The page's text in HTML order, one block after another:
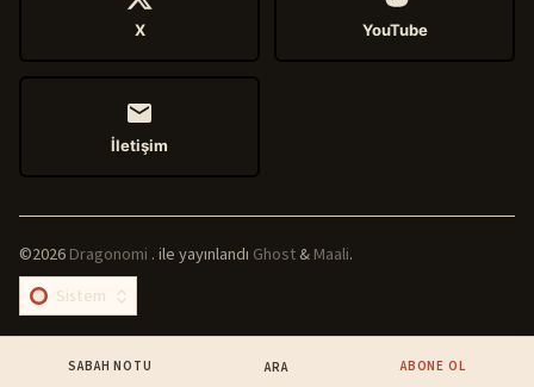
X YouTube
İletişim
©2026Dragonomi .ile yayınlandı Ghost&Maali.
SABAH NOTU ARA ABONE OL